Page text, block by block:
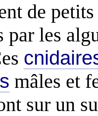
de
par les
mâles et
sur un